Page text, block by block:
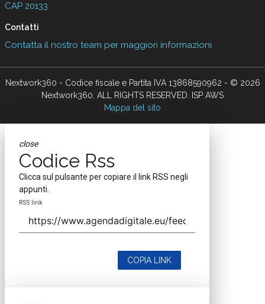
CAP 20133
Contatti
Contatta il nostro team per maggiori informazioni
Nextwork360 - Codice fiscale e Partita IVA 13868590962 - © 2026
Nextwork360. ALL RIGHTS RESERVED. ISP AWS
Mappa del sito
close
Codice Rss
Clicca sul pulsante per copiare il link RSS negli
appunti.
RSS link
COPIA LINK